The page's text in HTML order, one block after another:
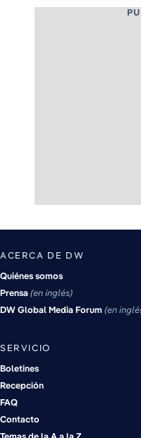
ACERCA DE DW
Quiénes somos
Prensa en inglés
DW Global Media Forum en
SERVICIO
Boletines
Recepción
FAQ
Contacto